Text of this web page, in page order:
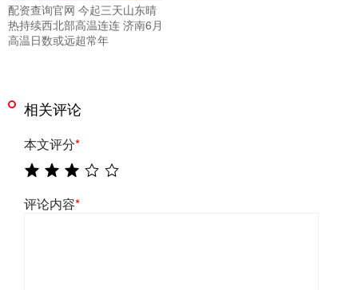
配资查询官网 今起三天山东晴
热持续西北部高温连连 济南6月
高温日数或远超常年
相关评论
本文评分*
评论内容*